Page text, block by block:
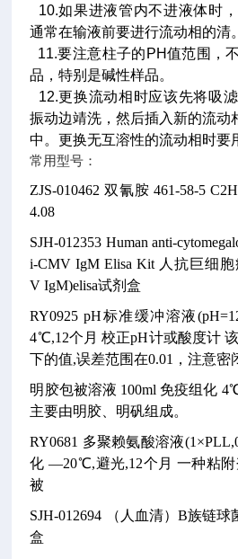
10.如果进液管内不进液体时
通常在输液前要进行流动相的清。
11.要注意柱子的PH值范围，
品，特别是碱性样品。
12.更换流动相时应该先将吸
振动边靖洗，然后插入新的流动
中。更换无互溶性的流动相时要
常用型号：
ZJS-010462 双氰胺 461-58-5
4.08
SJH-012353 Human anti-
i-CMV IgM Elisa Kit 人抗巨细
V IgM)elisa试剂盒
RY0925 pH标准缓冲溶液
4℃,12个月 校正pH计或酸度计
下的值,误差范围在0.01，注意密
明胶包被溶液 100ml 免疫组化
主要由明胶、明矾组成。
RY0681 多聚赖氨酸溶液
化 —20℃,避光,12个月 一种粘
被
SJH-012694
（人血清）B族链球
盒